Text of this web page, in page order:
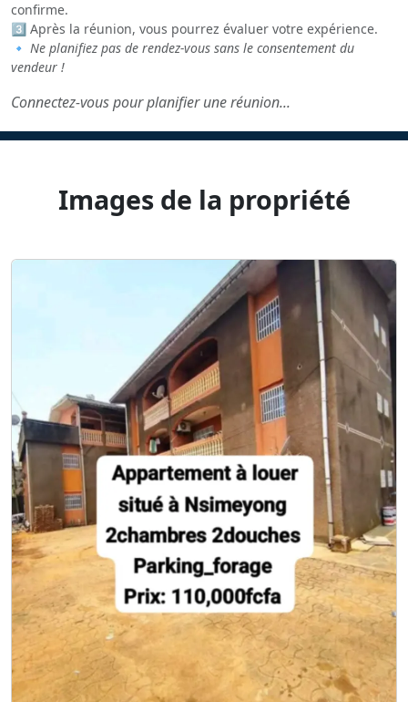
confirme.
3️⃣ Après la réunion, vous pourrez évaluer votre expérience.
🔹 Ne planifiez pas de rendez-vous sans le consentement du
vendeur !
Connectez-vous pour planifier une réunion...
Images de la propriété